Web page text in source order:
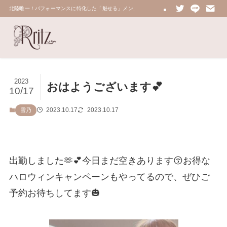
北陸唯一！パフォーマンスに特化した「魅せる」メンズエステ 鼠蹊部・密着・総合技術力
おはようございます💕
2023
10/17
雪乃 2023.10.17 2023.10.17
出勤しました🫶💕今日まだ空きあります😚お得な
ハロウィンキャンペーンもやってるので、ぜひご
予約お待ちしてます🎃